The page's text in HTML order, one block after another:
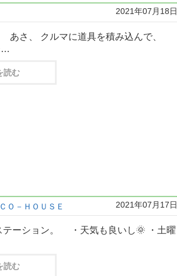
2021年07月18日
あさ、 クルマに道具を積み込んで、
…
読む
Ｏ－ＨＯＵＳＥ 2021年07月17日
テーション。 ・天気も良いし🌞 ・土曜
読む